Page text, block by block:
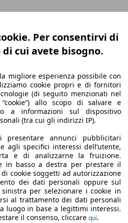
Per consentirvi di
cui avete bisogno.
migliore esperienza possibile con
cookie propri e di fornitori
(di seguito menzionati nel
allo scopo di salvare e
a informazioni sul dispositivo
(tra cui gli indirizzi IP).
presentare annunci pubblicitari
agli specifici interessi dell’utente,
e di analizzarne la fruizione.
in basso a destra per prestare il
di cookie soggetti ad autorizzazione
dei dati personali oppure sul
per selezionare i cookie in
al trattamento dei dati personali
luogo in base a legittimi interessi.
il consenso, cliccare qui.